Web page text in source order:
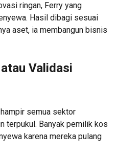
ringan, Ferry yang
Hasil dibagi sesuai
aset, ia membangun bisnis
Validasi
semua sektor
terpukul. Banyak pemilik kos
karena mereka pulang